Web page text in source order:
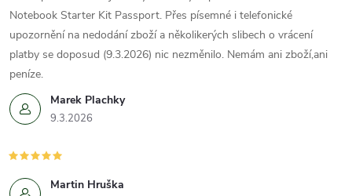
Marek Plachky
9.3.2026
Notebook Starter Kit Passport. Přes písemné i telefonické
upozornění na nedodání zboží a několikerých slibech o vrácení
platby se doposud (9.3.2026) nic nezměnilo. Nemám ani zboží,ani
peníze.
Martin Hruška